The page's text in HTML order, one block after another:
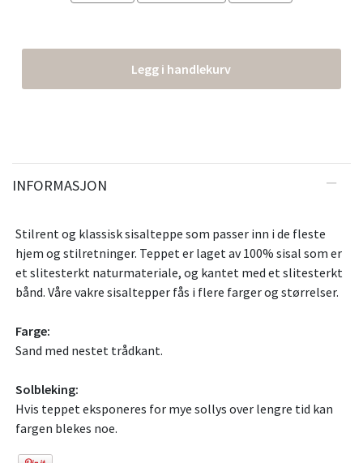
Legg i handlekurv
INFORMASJON
Stilrent og klassisk sisalteppe som passer inn i de fleste
hjem og stilretninger. Teppet er laget av 100% sisal som er
et slitesterkt naturmateriale, og kantet med et slitesterkt
bånd. Våre vakre sisaltepper fås i flere farger og størrelser.
Farge:
Sand med nestet trådkant.
Solbleking:
Hvis teppet eksponeres for mye sollys over lengre tid kan
fargen blekes noe.